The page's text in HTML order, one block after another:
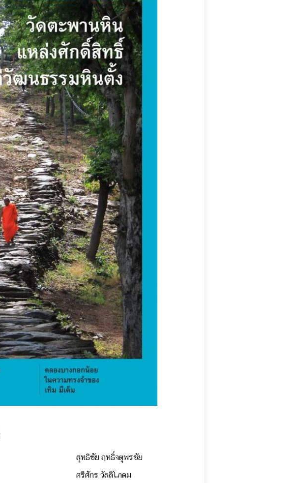
สุทธิชัย ฤทธิ์จตุพรชัย
ศรีศักร วัลลิโภดม